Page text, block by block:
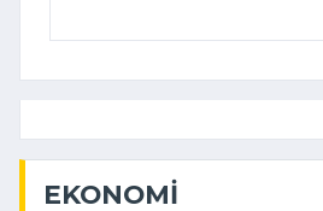
EKONOMI